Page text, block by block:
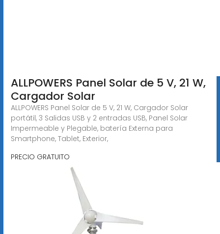
ALLPOWERS Panel Solar de 5 V, 21 W,
Cargador Solar
ALLPOWERS Panel Solar de 5 V, 21 W, Cargador Solar
portátil, 3 Salidas USB y 2 entradas USB, Panel Solar
Impermeable y Plegable, batería Externa para
Smartphone, Tablet, Exterior,
PRECIO GRATUITO